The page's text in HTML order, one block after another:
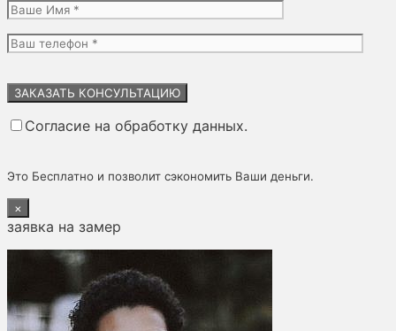
это
пустым.
Согласие на обработку данных.
Это Бесплатно и позволит сэкономить Ваши деньги.
×
заявка на замер